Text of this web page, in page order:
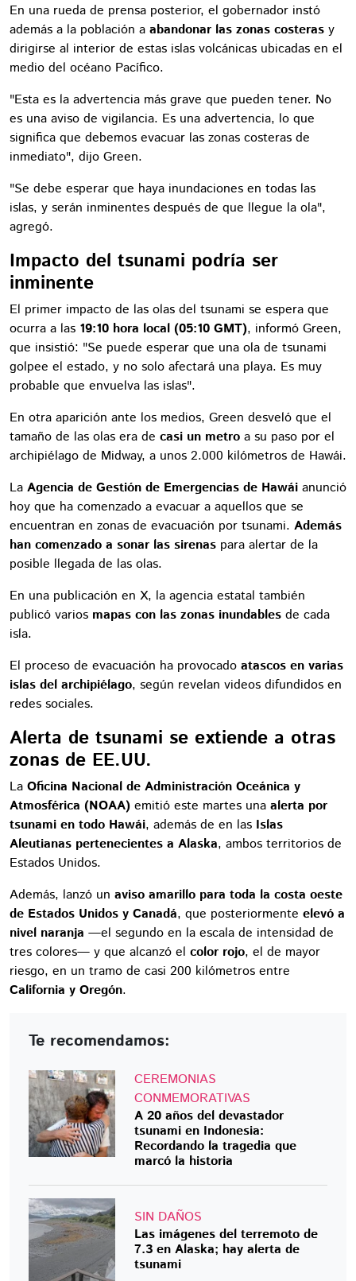
En una rueda de prensa posterior, el gobernador instó
además a la población a abandonar las zonas costeras y
dirigirse al interior de estas islas volcánicas ubicadas en el
medio del océano Pacífico.
"Esta es la advertencia más grave que pueden tener. No
es una aviso de vigilancia. Es una advertencia, lo que
significa que debemos evacuar las zonas costeras de
inmediato", dijo Green.
"Se debe esperar que haya inundaciones en todas las
islas, y serán inminentes después de que llegue la ola",
agregó.
Impacto del tsunami podría ser
inminente
El primer impacto de las olas del tsunami se espera que
ocurra a las 19:10 hora local (05:10 GMT), informó Green,
que insistió: "Se puede esperar que una ola de tsunami
golpee el estado, y no solo afectará una playa. Es muy
probable que envuelva las islas".
En otra aparición ante los medios, Green desveló que el
tamaño de las olas era de casi un metro a su paso por el
archipiélago de Midway, a unos 2.000 kilómetros de Hawái.
La Agencia de Gestión de Emergencias de Hawái anunció
hoy que ha comenzado a evacuar a aquellos que se
encuentran en zonas de evacuación por tsunami. Además
han comenzado a sonar las sirenas para alertar de la
posible llegada de las olas.
En una publicación en X, la agencia estatal también
publicó varios mapas con las zonas inundables de cada
isla.
El proceso de evacuación ha provocado atascos en varias
islas del archipiélago, según revelan videos difundidos en
redes sociales.
Alerta de tsunami se extiende a otras
zonas de EE.UU.
La Oficina Nacional de Administración Oceánica y
Atmosférica (NOAA) emitió este martes una alerta por
tsunami en todo Hawái, además de en las Islas
Aleutianas pertenecientes a Alaska, ambos territorios de
Estados Unidos.
Además, lanzó un aviso amarillo para toda la costa oeste
de Estados Unidos y Canadá, que posteriormente elevó a
nivel naranja —el segundo en la escala de intensidad de
tres colores— y que alcanzó el color rojo, el de mayor
riesgo, en un tramo de casi 200 kilómetros entre
California y Oregón.
Te recomendamos:
CEREMONIAS
CONMEMORATIVAS
A 20 años del devastador
tsunami en Indonesia:
Recordando la tragedia que
marcó la historia
SIN DAÑOS
Las imágenes del terremoto de
7.3 en Alaska; hay alerta de
tsunami